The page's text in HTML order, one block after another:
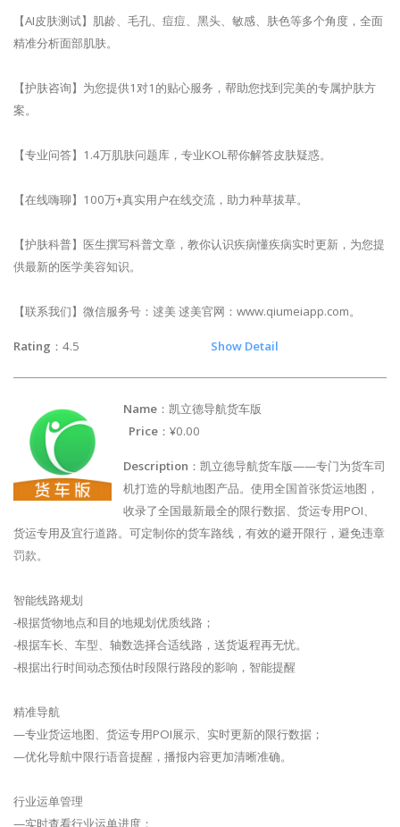
【AI皮肤测试】肌龄、毛孔、痘痘、黑头、敏感、肤色等多个角度，全面
精准分析面部肌肤。
【护肤咨询】为您提供1对1的贴心服务，帮助您找到完美的专属护肤方
案。
【专业问答】1.4万肌肤问题库，专业KOL帮你解答皮肤疑惑。
【在线嗨聊】100万+真实用户在线交流，助力种草拔草。
【护肤科普】医生撰写科普文章，教你认识疾病懂疾病实时更新，为您提
供最新的医学美容知识。
【联系我们】微信服务号：逑美 逑美官网：www.qiumeiapp.com。
Rating ：4.5 Show Detail
Name ：凯立德导航货车版
Price ：¥0.00
Description ：凯立德导航货车版——专门为货车司
机打造的导航地图产品。使用全国首张货运地图，
收录了全国最新最全的限行数据、货运专用POI、
货运专用及宜行道路。可定制你的货车路线，有效的避开限行，避免违章
罚款。
智能线路规划
-根据货物地点和目的地规划优质线路；
-根据车长、车型、轴数选择合适线路，送货返程再无忧。
-根据出行时间动态预估时段限行路段的影响，智能提醒
精准导航
—专业货运地图、货运专用POI展示、实时更新的限行数据；
—优化导航中限行语音提醒，播报内容更加清晰准确。
行业运单管理
—实时查看行业运单进度；